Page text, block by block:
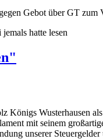
Gebot über GT zum
hatte lesen
Königs Wusterhausen
mit seinem
unserer